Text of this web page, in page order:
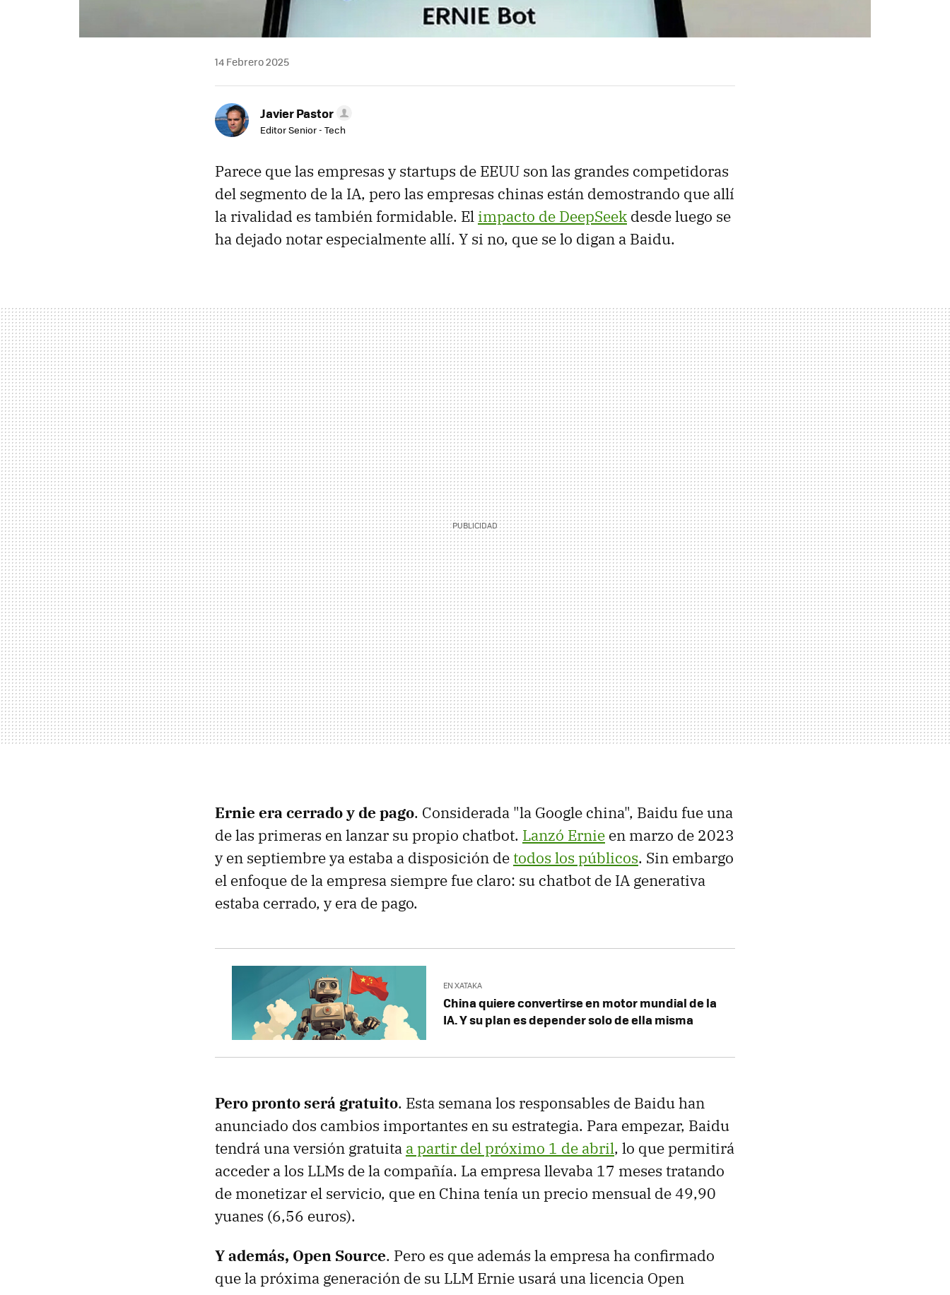
14 Febrero 2025
Javier Pastor
Editor Senior - Tech
Parece que las empresas y startups de EEUU son las grandes competidoras
del segmento de la IA, pero las empresas chinas están demostrando que allí
la rivalidad es también formidable. El impacto de DeepSeek desde luego se
ha dejado notar especialmente allí. Y si no, que se lo digan a Baidu.
Ernie era cerrado y de pago. Considerada "la Google china", Baidu fue una
de las primeras en lanzar su propio chatbot. Lanzó Ernie en marzo de 2023
y en septiembre ya estaba a disposición detodos los públicos. Sin embargo
el enfoque de la empresa siempre fue claro: su chatbot de IA generativa
estaba cerrado, y era de pago.
EN XATAKA
China quiere convertirse en motor mundial de la
IA. Y su plan es depender solo de ella misma
Pero pronto será gratuito. Esta semana los responsables de Baidu han
anunciado dos cambios importantes en su estrategia. Para empezar, Baidu
tendrá una versión gratuita a partir del próximo 1 de abril, lo que permitirá
acceder a los LLMs de la compañía. La empresa llevaba 17 meses tratando
de monetizar el servicio, que en China tenía un precio mensual de 49,90
yuanes (6,56 euros).
Y además, Open Source. Pero es que además la empresa ha confirmado
que la próxima generación de su LLM Ernie usará una licencia Open